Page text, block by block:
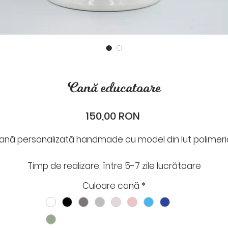
Cană educatoare
150,00 RON
personalizată handmade cu model din lut
Timp de realizare: între 5-7 zile lucrătoare
Timp de livrare: 1-2 zile lucrătoare
plasarea comenzii cineva din Odaie îți va scrie pe
sau What`s App, pentru a stabili data expedierii și alte
Culoare cană *